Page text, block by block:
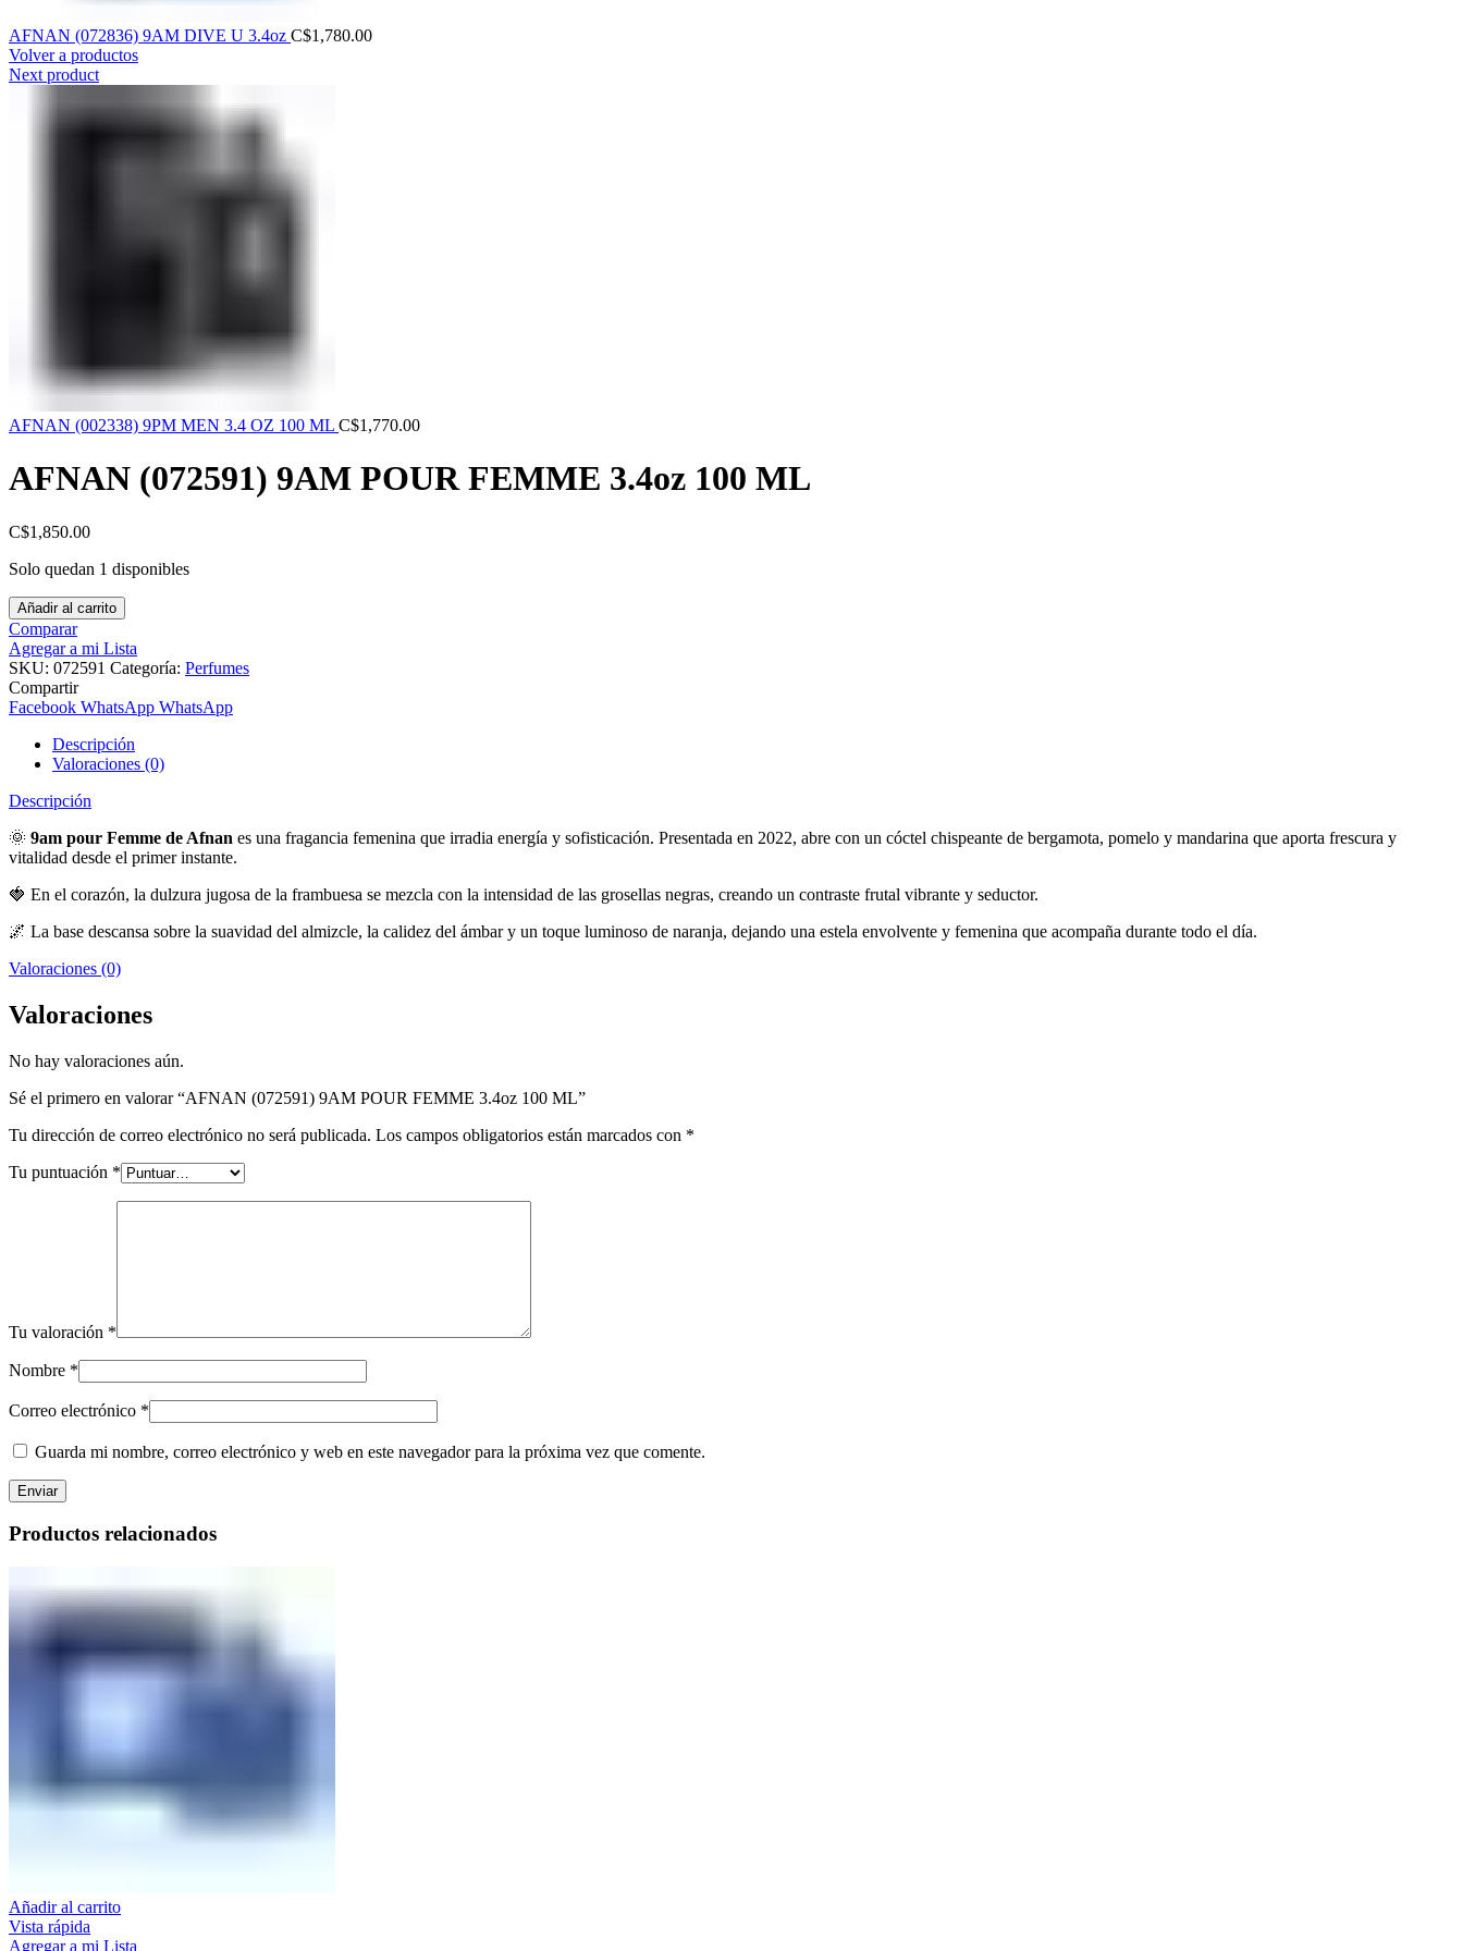
AFNAN (072836) 9AM DIVE U 3.4oz C$1,780.00
Volver a productos
Next product
AFNAN (002338) 9PM MEN 3.4 OZ 100 ML C$1,770.00
AFNAN (072591) 9AM POUR FEMME 3.4oz 100 ML
C$1,850.00
Solo quedan 1 disponibles
Añadir al carrito
Comparar
Agregar a mi Lista
SKU: 072591 Categoría: Perfumes
Compartir
Facebook WhatsApp WhatsApp
Descripción
Valoraciones (0)
Descripción
🌞 9am pour Femme de Afnan es una fragancia femenina que irradia energía y sofisticación. Presentada en 2022, abre con un cóctel chispeante de bergamota, pomelo y mandarina que aporta frescura y
vitalidad desde el primer instante.
🍓 En el corazón, la dulzura jugosa de la frambuesa se mezcla con la intensidad de las grosellas negras, creando un contraste frutal vibrante y seductor.
🌌 La base descansa sobre la suavidad del almizcle, la calidez del ámbar y un toque luminoso de naranja, dejando una estela envolvente y femenina que acompaña durante todo el día.
Valoraciones (0)
Valoraciones
No hay valoraciones aún.
Sé el primero en valorar “AFNAN (072591) 9AM POUR FEMME 3.4oz 100 ML”
Tu dirección de correo electrónico no será publicada. Los campos obligatorios están marcados con *
Tu puntuación *
Tu valoración *
Nombre *
Correo electrónico *
Guarda mi nombre, correo electrónico y web en este navegador para la próxima vez que comente.
Productos relacionados
Añadir al carrito
Vista rápida
Agregar a mi Lista